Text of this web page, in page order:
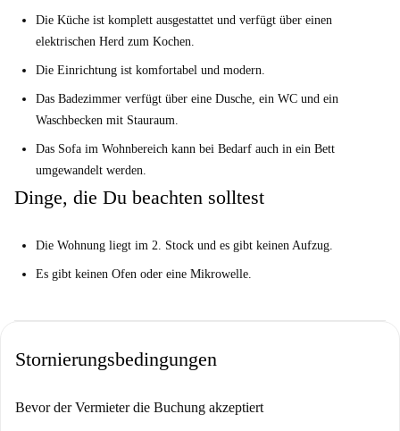
Die Küche ist komplett ausgestattet und verfügt über einen
elektrischen Herd zum Kochen.
Die Einrichtung ist komfortabel und modern.
Das Badezimmer verfügt über eine Dusche, ein WC und ein
Waschbecken mit Stauraum.
Das Sofa im Wohnbereich kann bei Bedarf auch in ein Bett
umgewandelt werden.
Dinge, die Du beachten solltest
Die Wohnung liegt im 2. Stock und es gibt keinen Aufzug.
Es gibt keinen Ofen oder eine Mikrowelle.
Stornierungsbedingungen
Bevor der Vermieter die Buchung akzeptiert